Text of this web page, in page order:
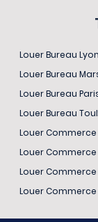
Louer Bureau Lyon
Louer Bureau
Louer Bureau
Louer Bureau
Louer Commerce
Louer Commerce
Louer Commerce
Louer